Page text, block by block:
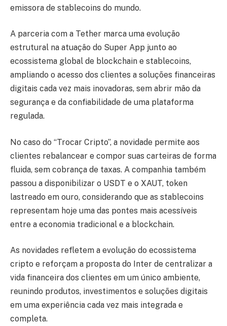
emissora de stablecoins do mundo.
A parceria com a Tether marca uma evolução
estrutural na atuação do Super App junto ao
ecossistema global de blockchain e stablecoins,
ampliando o acesso dos clientes a soluções financeiras
digitais cada vez mais inovadoras, sem abrir mão da
segurança e da confiabilidade de uma plataforma
regulada.
No caso do “Trocar Cripto”, a novidade permite aos
clientes rebalancear e compor suas carteiras de forma
fluida, sem cobrança de taxas. A companhia também
passou a disponibilizar o USDT e o XAUT, token
lastreado em ouro, considerando que as stablecoins
representam hoje uma das pontes mais acessíveis
entre a economia tradicional e a blockchain.
As novidades refletem a evolução do ecossistema
cripto e reforçam a proposta do Inter de centralizar a
vida financeira dos clientes em um único ambiente,
reunindo produtos, investimentos e soluções digitais
em uma experiência cada vez mais integrada e
completa.